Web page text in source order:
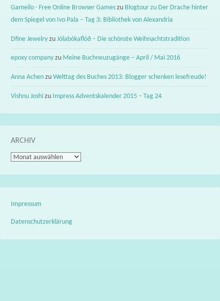
Gameilo - Free Online Browser Games zu Blogtour zu Der Drache hinter
dem Spiegel von Ivo Pala – Tag 3: Bibliothek von Alexandria
Dfine Jewelry zuJólabókaflóð – Die schönste Weihnachtstradition
epoxy company zu Meine Buchneuzugänge – April / Mai 2016
Anna Achen zuWelttag des Buches 2013: Blogger schenken lesefreude!
Vishnu Joshi zu Impress Adventskalender 2015 – Tag 24
ARCHIV
Archiv
Impressum
Datenschutzerklärung